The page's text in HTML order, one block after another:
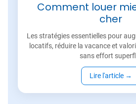
Comment louer
cher
Les stratégies essentielles pour
locatifs, réduire la vacance et
sans effort
Lire l'article →